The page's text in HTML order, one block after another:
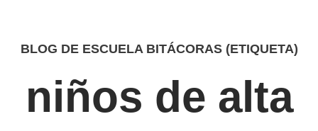
BLOG DE ESCUELA BITÁCORAS (ETIQUETA)
niños de alta